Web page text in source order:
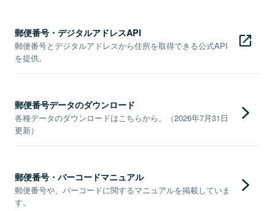
郵便番号・デジタルアドレスAPI
郵便番号とデジタルアドレスから住所を取得できる公式API
を提供。
郵便番号データのダウンロード
各種データのダウンロードはこちらから。（2026年7月31日
更新）
郵便番号・バーコードマニュアル
郵便番号や、バーコードに関するマニュアルを掲載していま
す。